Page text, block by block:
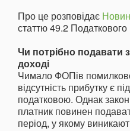
Про це розповідає
статтю 49.2 Податкового
Чи потрібно подавати
доході
Чимало ФОПів
відсутність прибутку є
податковою. Однак
платник повинен
період, у якому